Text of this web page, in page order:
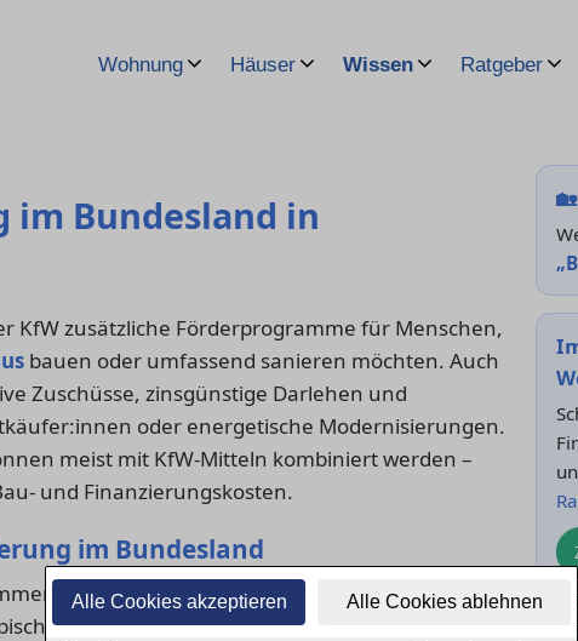
Alle Cookies akzeptieren Alle Cookies ablehnen
Wohnung Häuser Wissen Ratgeber
im Bundesland in
KfW zusätzliche Förderprogramme für Menschen,
bauen oder umfassend sanieren möchten. Auch
Zuschüsse, zinsgünstige Darlehen und
oder energetische Modernisierungen.
meist mit KfW-Mitteln kombiniert werden –
und Finanzierungskosten.
im Bundesland
und Art des Vorhabens gibt es
Programme der Landesförderbanken:
🏡